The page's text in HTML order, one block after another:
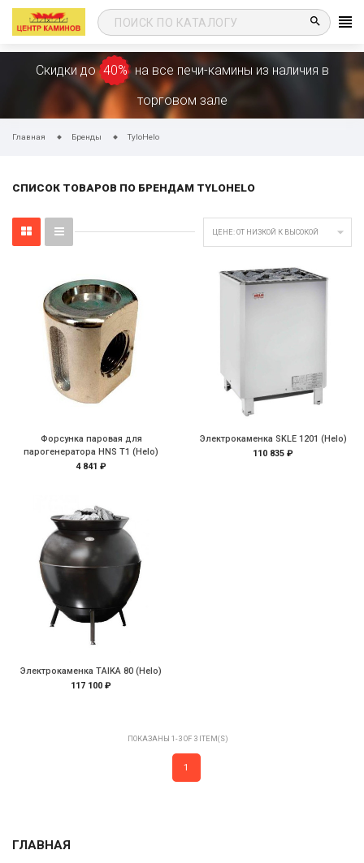
search
Скидки до 40% на все печи-камины из наличия в
торговом зале
Главная Бренды TyloHelo
ГЛАВНАЯ
СПИСОК ТОВАРОВ ПО БРЕНДАМ TYLOHELO
ЦЕНЕ: ОТ НИЗКОЙ К ВЫСОКОЙ 
Форсунка паровая для
парогенератора HNS T1 (Helo)
4 841 ₽
Электрокаменка SKLE 1201 (Helo)
110 835 ₽
Электрокаменка TAIKA 80 (Helo)
117 100 ₽
ПОКАЗАНЫ 1-3 OF 3 ITEM(S)
1